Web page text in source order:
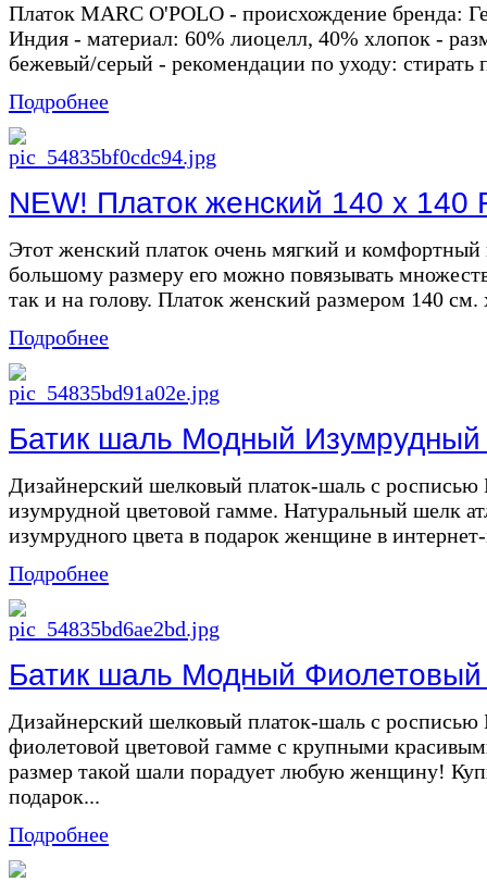
Платок MARC O'POLO - происхождение бренда:
Индия - материал: 60% лиоцелл, 40% хлопок -
бежевый/серый - рекомендации по уходу: стирать
Подробнее
NEW! Платок женский 140 х 140
Этот женский платок очень мягкий и комфортный
большому размеру его можно повязывать
так и на голову. Платок женский размером 140 см.
Подробнее
Батик шаль Модный Изумрудный
Дизайнерский шелковый платок-шаль с
изумрудной цветовой гамме. Натуральный шелк
изумрудного цвета в подарок женщине в
Подробнее
Батик шаль Модный Фиолетовый
Дизайнерский шелковый платок-шаль с
фиолетовой цветовой гамме с крупными
размер такой шали порадует любую женщину!
подарок...
Подробнее